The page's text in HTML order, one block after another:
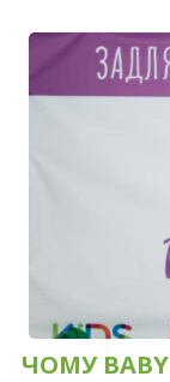
ЧОМУ BABY